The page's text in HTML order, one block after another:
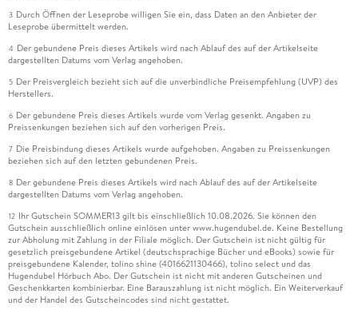
3 Durch Öffnen der Leseprobe willigen Sie ein, dass Daten an den Anbieter der
Leseprobe übermittelt werden.
4 Der gebundene Preis dieses Artikels wird nach Ablauf des auf der Artikelseite
dargestellten Datums vom Verlag angehoben.
5 Der Preisvergleich bezieht sich auf die unverbindliche Preisempfehlung (UVP) des
Herstellers.
6 Der gebundene Preis dieses Artikels wurde vom Verlag gesenkt. Angaben zu
Preissenkungen beziehen sich auf den vorherigen Preis.
7 Die Preisbindung dieses Artikels wurde aufgehoben. Angaben zu Preissenkungen
beziehen sich auf den letzten gebundenen Preis.
8 Der gebundene Preis dieses Artikels wird nach Ablauf des auf der Artikelseite
dargestellten Datums vom Verlag angehoben.
12 Ihr Gutschein SOMMER13 gilt bis einschließlich 10.08.2026. Sie können den
Gutschein ausschließlich online einlösen unter www.hugendubel.de. Keine Bestellung
zur Abholung mit Zahlung in der Filiale möglich. Der Gutschein ist nicht gültig für
gesetzlich preisgebundene Artikel (deutschsprachige Bücher und eBooks) sowie für
preisgebundene Kalender, tolino shine (4016621130466), tolino select und das
Hugendubel Hörbuch Abo. Der Gutschein ist nicht mit anderen Gutscheinen und
Geschenkkarten kombinierbar. Eine Barauszahlung ist nicht möglich. Ein Weiterverkauf
und der Handel des Gutscheincodes sind nicht gestattet.